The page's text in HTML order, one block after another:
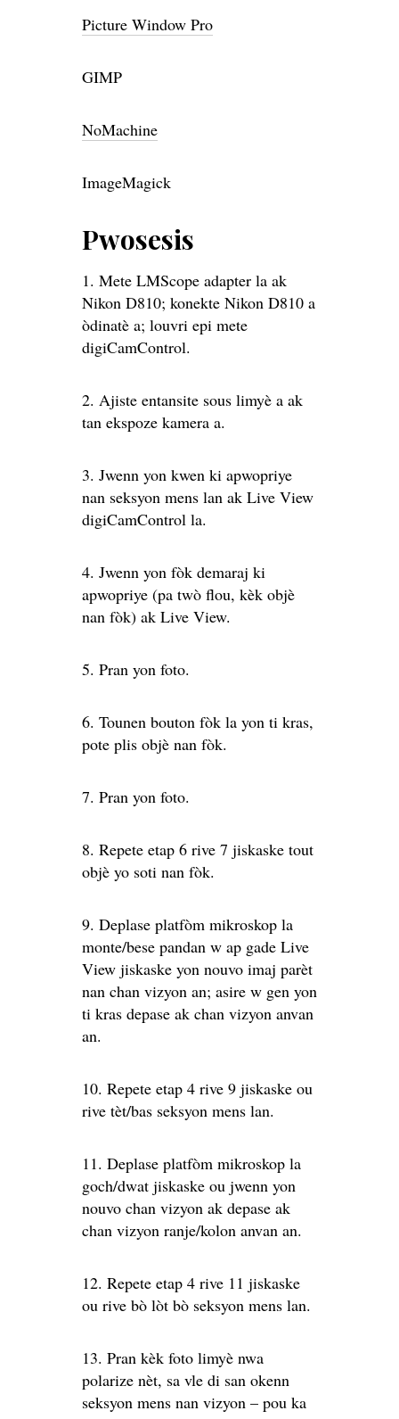
Picture Window Pro
GIMP
NoMachine
ImageMagick
Pwosesis
1. Mete LMScope adapter la ak
Nikon D810; konekte Nikon D810 a
òdinatè a; louvri epi mete
digiCamControl.
2. Ajiste entansite sous limyè a ak
tan ekspoze kamera a.
3. Jwenn yon kwen ki apwopriye
nan seksyon mens lan ak Live View
digiCamControl la.
4. Jwenn yon fòk demaraj ki
apwopriye (pa twò flou, kèk objè
nan fòk) ak Live View.
5. Pran yon foto.
6. Tounen bouton fòk la yon ti kras,
pote plis objè nan fòk.
7. Pran yon foto.
8. Repete etap 6 rive 7 jiskaske tout
objè yo soti nan fòk.
9. Deplase platfòm mikroskop la
monte/bese pandan w ap gade Live
View jiskaske yon nouvo imaj parèt
nan chan vizyon an; asire w gen yon
ti kras depase ak chan vizyon anvan
an.
10. Repete etap 4 rive 9 jiskaske ou
rive tèt/bas seksyon mens lan.
11. Deplase platfòm mikroskop la
goch/dwat jiskaske ou jwenn yon
nouvo chan vizyon ak depase ak
chan vizyon ranje/kolon anvan an.
12. Repete etap 4 rive 11 jiskaske
ou rive bò lòt bò seksyon mens lan.
13. Pran kèk foto limyè nwa
polarize nèt, sa vle di san okenn
seksyon mens nan vizyon – pou ka